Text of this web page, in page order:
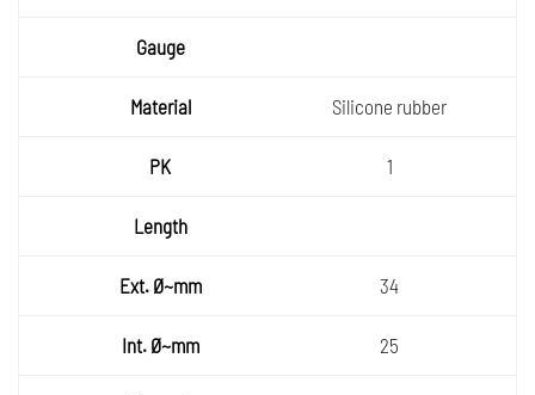
Silicone rubber
1
34
25